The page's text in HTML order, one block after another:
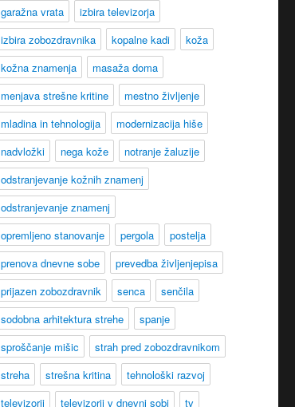
garažna vrata
izbira televizorja
izbira zobozdravnika
kopalne kadi
koža
kožna znamenja
masaža doma
menjava strešne kritine
mestno življenje
mladina in tehnologija
modernizacija hiše
nadvložki
nega kože
notranje žaluzije
odstranjevanje kožnih znamenj
odstranjevanje znamenj
opremljeno stanovanje
pergola
postelja
prenova dnevne sobe
prevedba življenjepisa
prijazen zobozdravnik
senca
senčila
sodobna arhitektura strehe
spanje
sproščanje mišic
strah pred zobozdravnikom
streha
strešna kritina
tehnološki razvoj
televizorji
televizorji v dnevni sobi tv